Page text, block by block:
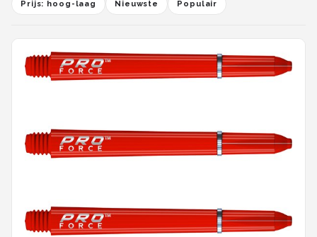
Prijs: hoog-laag Nieuwste Populair